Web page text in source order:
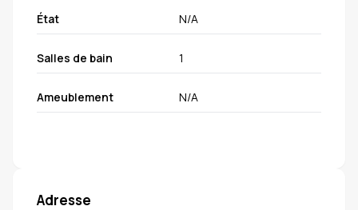
État N/A
Salles de bain 1
Ameublement N/A
Adresse